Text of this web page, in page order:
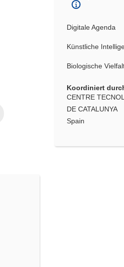
Digitale Agenda
Künstliche
Biologische
Koordiniert
CENTRE
DE CATALUNYA
Spain